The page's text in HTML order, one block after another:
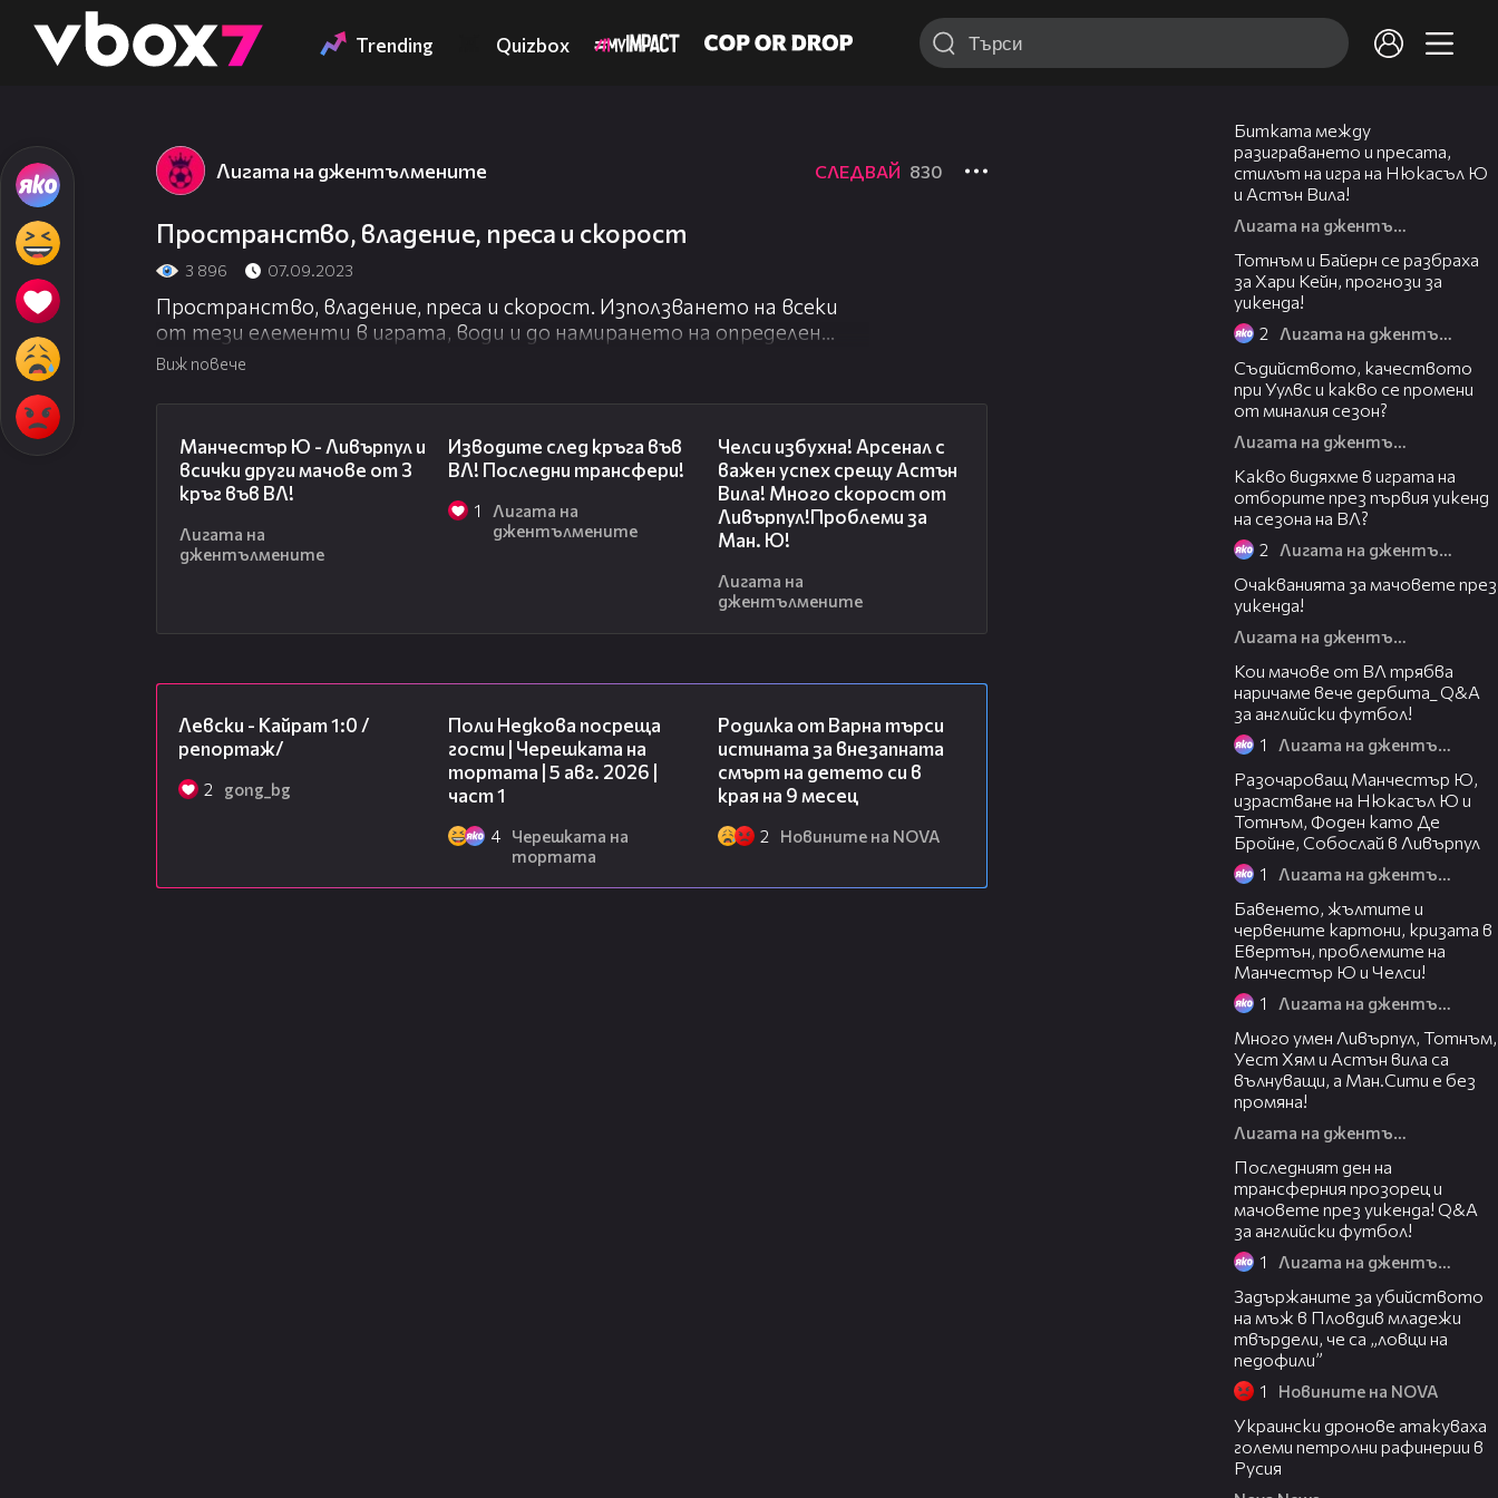
👾 Trending Quizbox
Лигата на джентълмените СЛЕДВАЙ 830
Пространство, владение, преса и скорост
3 896 07.09.2023
Пространство, владение, преса и скорост. Използването на всеки
от тези елементи в играта, води и до намирането на определен
стил на игра на всеки състав.
Вижте подробностите в този епизод на „След уикенда“!
Виж повече
Манчестър Ю - Ливърпул и
всички други мачове от 3
кръг във ВЛ!
Лигата на
джентълмените
Изводите след кръга във
ВЛ! Последни трансфери!
1
Лигата на
джентълмените
Челси избухна! Арсенал с
важен успех срещу Астън
Вила! Много скорост от
Ливърпул!Проблеми за
Ман. Ю!
Лигата на
джентълмените
Левски - Кайрат 1:0 /
репортаж/
2 gong_bg
Поли Недкова посреща
гости | Черешката на
тортата | 5 авг. 2026 |
част 1
4
Черешката на
тортата
Родилка от Варна търси
истината за внезапната
смърт на детето си в
края на 9 месец
2 Новините на NOVA
Битката между
разиграването и пресата,
стилът на игра на Нюкасъл Ю
и Астън Вила!
Лигата на джентълмените
Тотнъм и Байерн се разбраха
за Хари Кейн, прогнози за
уикенда!
2 Лигата на джентълмените
Съдийството, качеството
при Уулвс и какво се промени
от миналия сезон?
Лигата на джентълмените
Какво видяхме в играта на
отборите през първия уикенд
на сезона на ВЛ?
2 Лигата на джентълмените
Очакванията за мачовете през
уикенда!
Лигата на джентълмените
Кои мачове от ВЛ трябва
наричаме вече дербита_ Q&A
за английски футбол!
1 Лигата на джентълмените
Разочароващ Манчестър Ю,
израстване на Нюкасъл Ю и
Тотнъм, Фоден като Де
Бройне, Собослай в Ливърпул
1 Лигата на джентълмените
Бавенето, жълтите и
червените картони, кризата в
Евертън, проблемите на
Манчестър Ю и Челси!
1 Лигата на джентълмените
Много умен Ливърпул, Тотнъм,
Уест Хям и Астън вила са
вълнуващи, а Ман.Сити е без
промяна!
Лигата на джентълмените
Последният ден на
трансферния прозорец и
мачовете през уикенда! Q&A
за английски футбол!
1 Лигата на джентълмените
Задържаните за убийството
на мъж в Пловдив младежи
твърдели, че са „ловци на
педофили”
1 Новините на NOVA
Украински дронове атакуваха
големи петролни рафинерии в
Русия